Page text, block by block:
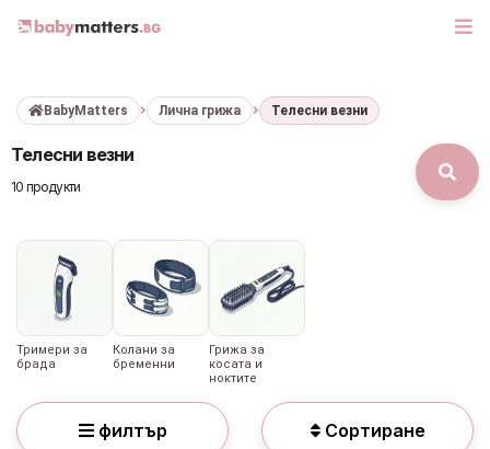
МАРКИ
КОРИ ЗА АВТОМОБИЛИ
РАЗХОДКА
BabyMatters Лична грижа Телесни везни
Телесни везни
10 продукти
Тримери за
брада
Колани за
бременни
Грижа за
косата и
ноктите
филтър Сортиране